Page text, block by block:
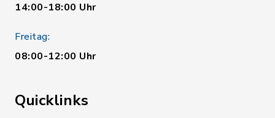
14:00-18:00 Uhr
Freitag:
08:00-12:00 Uhr
Quicklinks